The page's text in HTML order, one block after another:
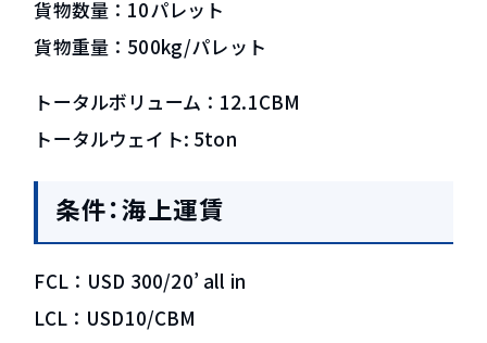
貨物数量：10パレット
貨物重量：500kg/パレット
トータルボリューム：12.1CBM
トータルウェイト: 5ton
条件：海上運賃
FCL：USD 300/20’ all in
LCL：USD10/CBM